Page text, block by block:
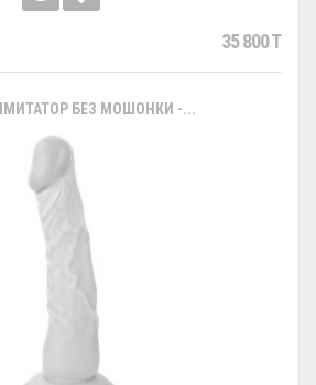
35 800 T
БЕЗ МОШОНКИ -...